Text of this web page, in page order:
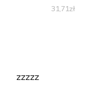
31,71zł
zzzzz